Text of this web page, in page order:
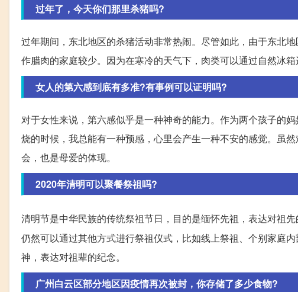
过年了，今天你们那里杀猪吗?
过年期间，东北地区的杀猪活动非常热闹。尽管如此，由于东北
作腊肉的家庭较少。因为在寒冷的天气下，肉类可以通过自然冰箱
女人的第六感到底有多准?有事例可以证明吗?
对于女性来说，第六感似乎是一种神奇的能力。作为两个孩子的
烧的时候，我总能有一种预感，心里会产生一种不安的感觉。虽
会，也是母爱的体现。
2020年清明可以聚餐祭祖吗?
清明节是中华民族的传统祭祖节日，目的是缅怀先祖，表达对祖
仍然可以通过其他方式进行祭祖仪式，比如线上祭祖、个别家庭
神，表达对祖辈的纪念。
广州白云区部分地区因疫情再次被封，你存储了多少食物?